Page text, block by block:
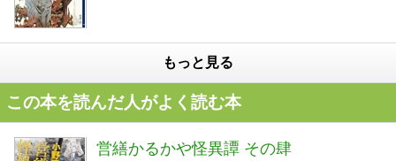
もっと見る
この本を読んだ人がよく読む本
営繕かるかや怪異譚 その肆